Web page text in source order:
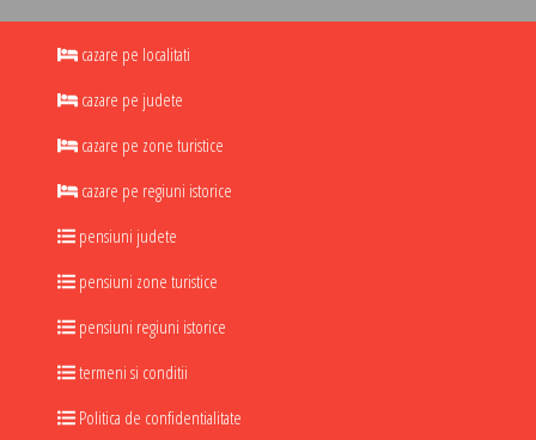
cazare pe localitati
cazare pe judete
cazare pe zone turistice
cazare pe regiuni istorice
pensiuni judete
pensiuni zone turistice
pensiuni regiuni istorice
termeni si conditii
Politica de confidentialitate